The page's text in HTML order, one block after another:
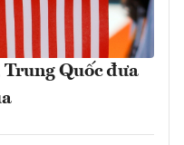
Trung Quốc đưa